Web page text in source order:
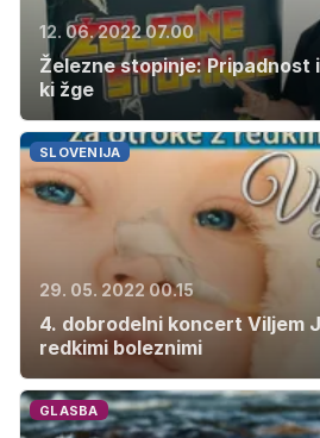
12. 06. 2022 07.00
Železne stopinje: Pripadnost
ki žge
SLOVENIJA
29. 05. 2022 00.15
4. dobrodelni koncert Viljem
redkimi boleznimi
GLASBA